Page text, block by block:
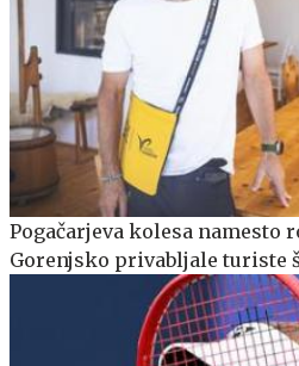
Pogačarjeva kolesa namesto
Gorenjsko privabljale turiste